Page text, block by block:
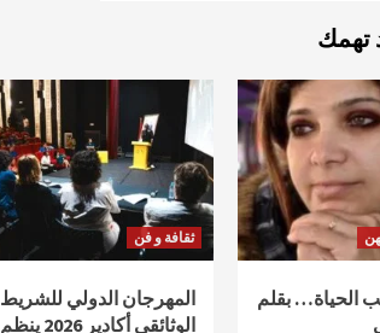
تهمك
الحياة… بقلم
ثقافة و فن
المهرجان الدولي للشريط
الوثائقي أكادير 2026 ينظم